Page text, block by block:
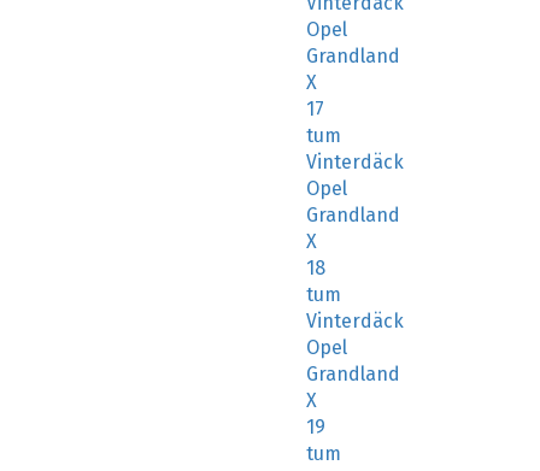
Grandland
X
17
tum
Vinterdäck
Opel
Grandland
X
18
tum
Vinterdäck
Opel
Grandland
X
19
tum